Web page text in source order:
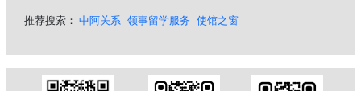
推荐搜索： 中阿关系 领事留学服务 使馆之窗